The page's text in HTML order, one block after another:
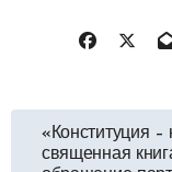
Навигация
«Конституция
священная